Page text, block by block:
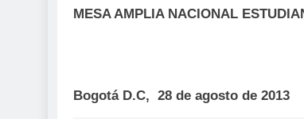
MESA AMPLIA NACIONAL
Bogotá D.C, 28 de agosto de 2013